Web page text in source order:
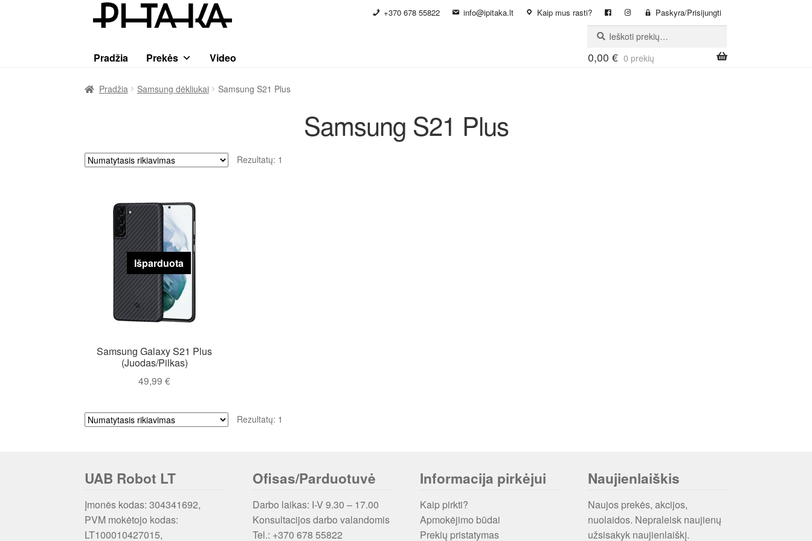
Pereiti
prie
Pereiti
prie
Paskyra/Prisijungti
Kaip mus rasti?
info@ipitaka.lt
+370 678 55822
Ieškoti:
Ieškoti
Pradžia Prekės Video 0,00 € 0 prekių
Pradžia Samsung dėkliukai Samsung S21 Plus
Samsung S21 Plus
Rezultatų: 1
Išparduota
Samsung Galaxy S21 Plus
(Juodas/Pilkas)
49,99€
Rezultatų: 1
UAB Robot LT
Įmonės kodas: 304341692,
PVM mokėtojo kodas:
LT100010427015,
Ofisas/Parduotuvė
Darbo laikas: I-V 9.30 – 17.00
Konsultacijos darbo valandomis
Tel.: +370 678 55822
Informacija pirkėjui
Kaip pirkti?
Apmokėjimo būdai
Prekių pristatymas
Naujienlaiškis
Naujos prekės, akcijos,
nuolaidos. Nepraleisk naujienų
užsisakyk naujienlaiškį.